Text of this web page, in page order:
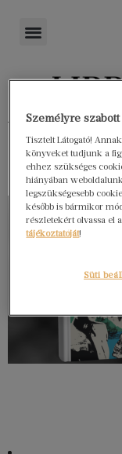
Személyre
Tisztelt Látogató!
könyveket tudjunk a
ehhez szükséges
hiányában
legszükségesebb
később is bármikor
részletekért olvassa el a
tájékoztatóját!
Süti